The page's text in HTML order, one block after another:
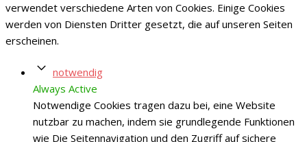
verwendet verschiedene Arten von Cookies. Einige Cookies
werden von Diensten Dritter gesetzt, die auf unseren Seiten
erscheinen.
notwendig
Always Active
Notwendige Cookies tragen dazu bei, eine Website
nutzbar zu machen, indem sie grundlegende Funktionen
wie Die Seitennavigation und den Zugriff auf sichere